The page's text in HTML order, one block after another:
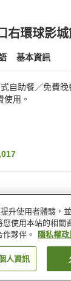
右環球影
基本資訊
自助餐／免費
用。
三溫暖
餐廳
找客房
升使用者體驗，
您使用本站的相關
夥伴。
隱私權政
人資訊